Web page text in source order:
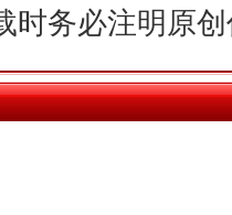
时务必注明原